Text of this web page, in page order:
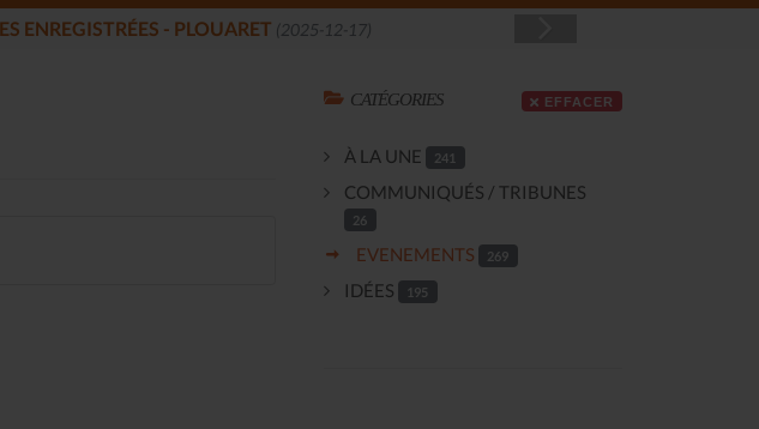
LES ALLUMÉS DU JAZZ FONT SALON, LE PROGRAMME
CATÉGORIES EFFACER
À LA UNE 241
COMMUNIQUÉS / TRIBUNES
26
EVENEMENTS 269
IDÉES 195